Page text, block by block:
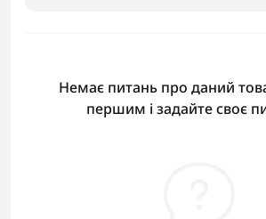
Немає питань про даний
першим і задайте своє